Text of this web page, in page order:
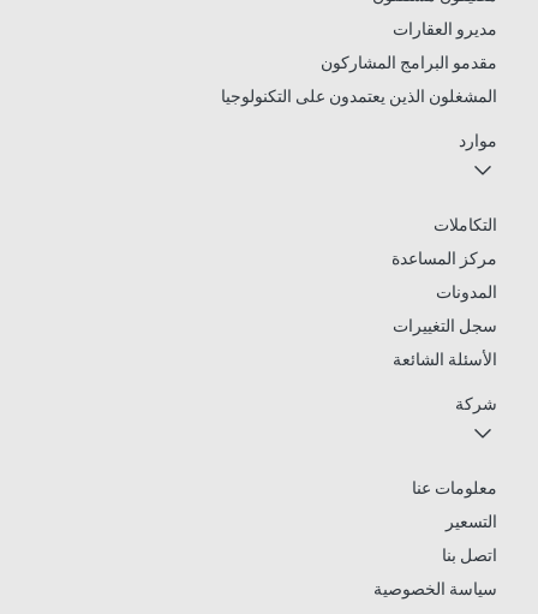
مديرو العقارات
مقدمو البرامج المشاركون
المشغلون الذين يعتمدون على التكنولوجيا
موارد
التكاملات
مركز المساعدة
المدونات
سجل التغييرات
الأسئلة الشائعة
شركة
معلومات عنا
التسعير
اتصل بنا
سياسة الخصوصية